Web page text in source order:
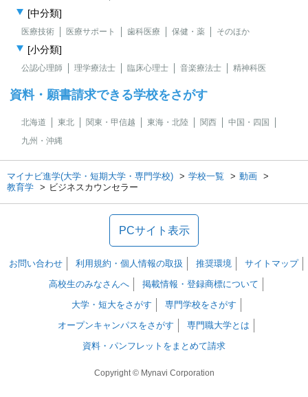
[中分類]
医療技術 医療サポート 歯科医療 保健・薬 そのほか
[小分類]
公認心理師 理学療法士 臨床心理士 音楽療法士 精神科医
資料・願書請求できる学校をさがす
北海道 東北 関東・甲信越 東海・北陸 関西
中国・四国
九州・沖縄
マイナビ進学(大学・短期大学・専門学校) 学校一覧
動画
教育学
ビジネスカウンセラー
PCサイト表示
お問い合わせ 利用規約・個人情報の取扱 推奨環境
サイトマップ
高校生のみなさんへ
掲載情報・登録商標について
大学・短大をさがす
専門学校をさがす
オープンキャンパスをさがす
専門職大学とは
資料・パンフレットをまとめて請求
Copyright © Mynavi Corporation